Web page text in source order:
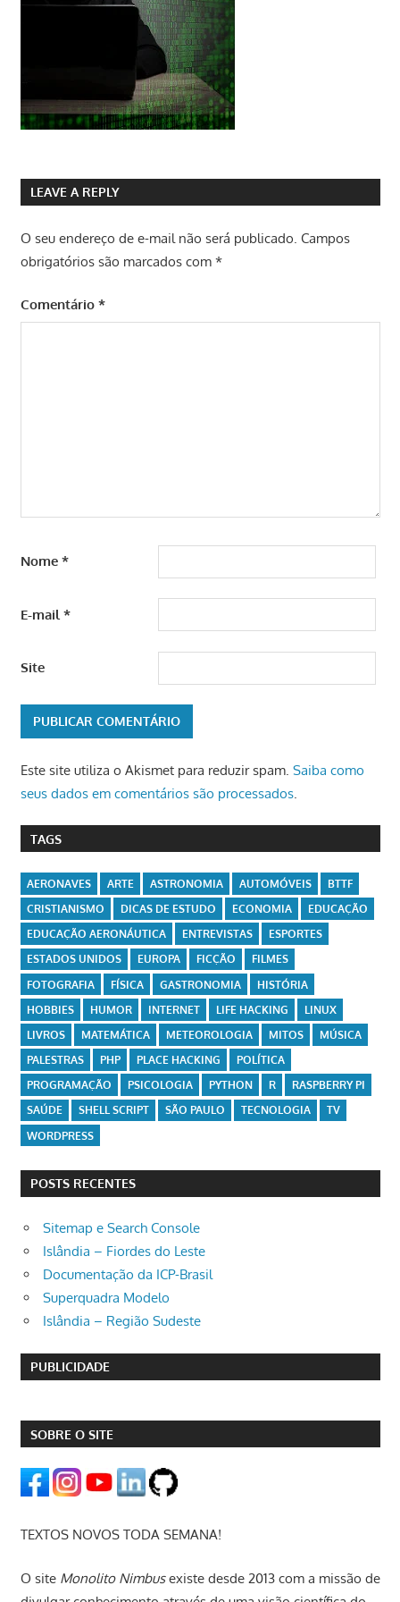
LEAVE A REPLY
O seu endereço de e-mail não será publicado. Campos
obrigatórios são marcados com *
Comentário *
Nome *
E-mail *
Site
Este site utiliza o Akismet para reduzir spam. Saiba como
seus dados em comentários são processados.
TAGS
AERONAVES ARTE ASTRONOMIA AUTOMÓVEIS
BTTF
CRISTIANISMO
DICAS DE ESTUDO ECONOMIA
EDUCAÇÃO
EDUCAÇÃO AERONÁUTICA
ENTREVISTAS
ESPORTES
ESTADOS UNIDOS
EUROPA FICÇÃO
FILMES
FOTOGRAFIA
FÍSICA GASTRONOMIA
HISTÓRIA
HOBBIES
HUMOR INTERNET LIFE HACKING
LINUX
LIVROS
MATEMÁTICA METEOROLOGIA MITOS
MÚSICA
PALESTRAS
PHP PLACE HACKING
POLÍTICA
PROGRAMAÇÃO
PSICOLOGIA PYTHON R
RASPBERRY PI
SAÚDE
SHELL SCRIPT SÃO PAULO TECNOLOGIA
TV
WORDPRESS
POSTS RECENTES
Sitemap e Search Console
Islândia – Fiordes do Leste
Documentação da ICP-Brasil
Superquadra Modelo
Islândia – Região Sudeste
PUBLICIDADE
SOBRE O SITE
TEXTOS NOVOS TODA SEMANA!
O site Monolito Nimbusexiste desde 2013 com a missão de